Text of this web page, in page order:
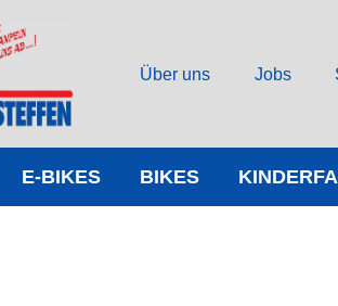
Über uns Jobs
E-BIKES BIKES